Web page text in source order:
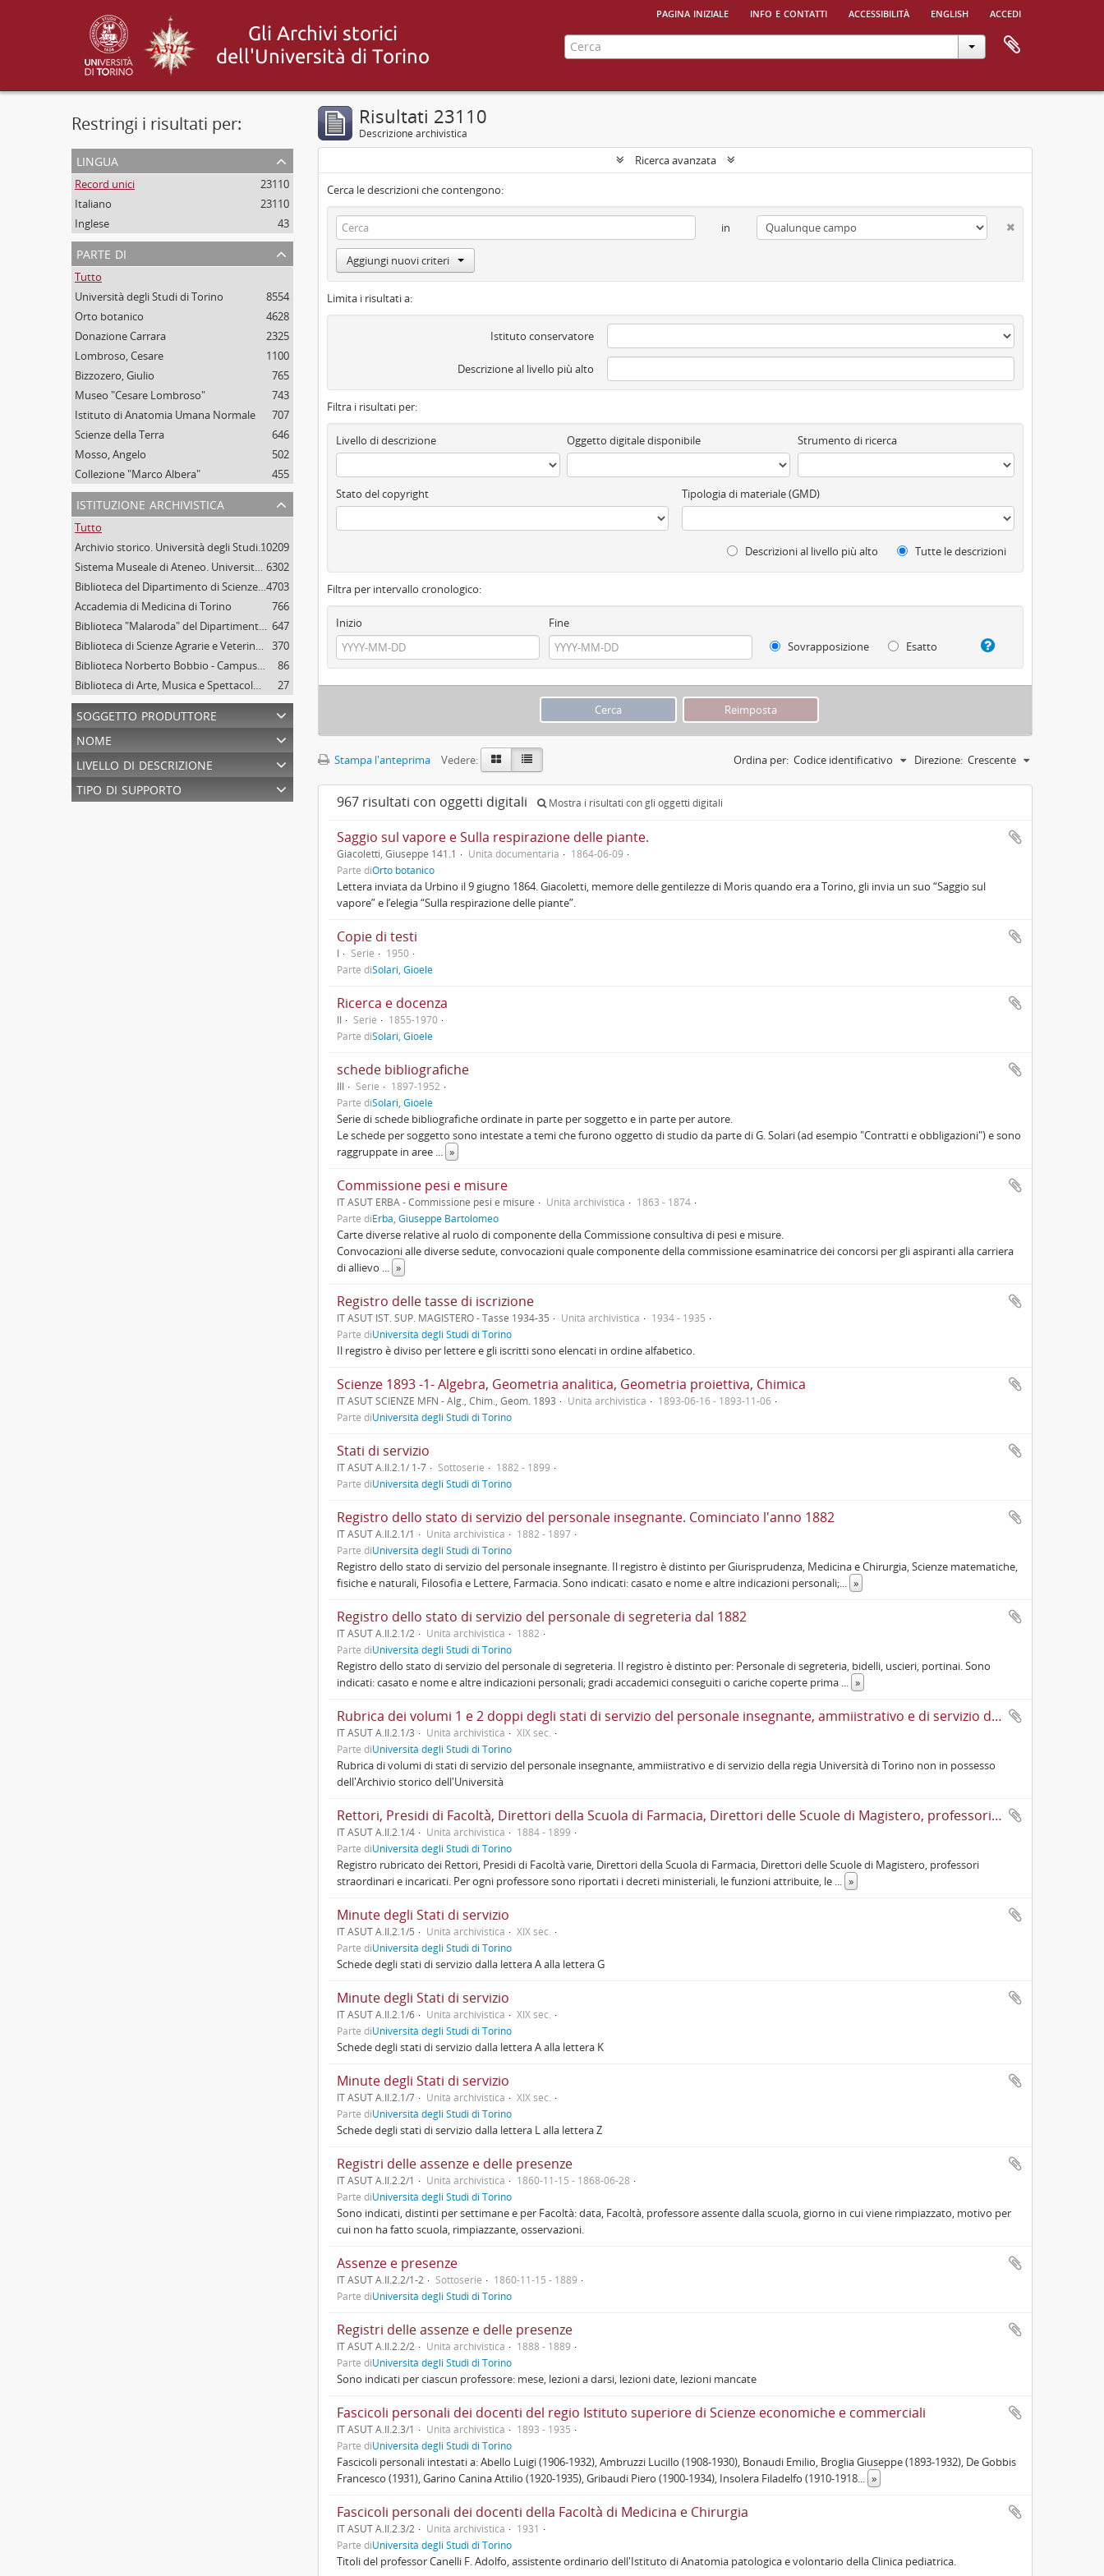
pagina iniziale info e contatti accessibilità english accedi
Restringi i risultati per:
lingua
Record unici
23110
Italiano
23110
Inglese
43
parte di
Tutto
Università degli Studi di Torino
8554
Orto botanico
4628
Donazione Carrara
2325
Lombroso, Cesare
1100
Bizzozero, Giulio
765
Museo "Cesare Lombroso"
743
Istituto di Anatomia Umana Normale
707
Scienze della Terra
646
Mosso, Angelo
502
Collezione "Marco Albera"
455
istituzione archivistica
Tutto
Archivio storico. Università degli Studi di Torino10209
Sistema Museale di Ateneo. Università degli Studi di Torino 6302
Biblioteca del Dipartimento di Scienze della vita e Biologia dei sistemi. Sede di Biologia vegetale. Università degli studi di Torino4703
Accademia di Medicina di Torino
766
Biblioteca "Malaroda" del Dipartimento di Scienze della Terra. Università degli Studi di Torino 647
Biblioteca di Scienze Agrarie e Veterinarie. Università degli Studi di Torino
370
Biblioteca Norberto Bobbio - Campus "Luigi Einaudi", Università degli Studi di Torino
86
Biblioteca di Arte, Musica e Spettacolo. Università degli Studi di Torino
27
soggetto produttore
nome
livello di descrizione
tipo di supporto
Risultati 23110
Descrizione archivistica
Ricerca avanzata
Cerca le descrizioni che contengono:
in
Aggiungi nuovi criteri
Limita i risultati a:
Istituto conservatore
Descrizione al livello più alto
Filtra i risultati per:
Livello di descrizione Oggetto digitale disponibile Strumento di ricerca
Stato del copyright Tipologia di materiale (GMD)
Descrizioni al livello più alto Tutte le descrizioni
Filtra per intervallo cronologico:
Inizio
Fine
Sovrapposizione
Esatto
Stampa l'anteprima Vedere: Ordina per: Codice identificativo Direzione: Crescente
967 risultati con oggetti digitali Mostra i risultati con gli oggetti digitali
Saggio sul vapore e Sulla respirazione delle piante.
Giacoletti, Giuseppe 141.1 Unità documentaria
1864-06-09
Parte diOrto botanico
Lettera inviata da Urbino il 9 giugno 1864. Giacoletti, memore delle gentilezze di Moris quando era a Torino, gli invia un suo “Saggio sul
vapore” e l’elegia “Sulla respirazione delle piante”.
Copie di testi
I Serie
1950
Parte diSolari, Gioele
Ricerca e docenza
II Serie
1855-1970
Parte diSolari, Gioele
schede bibliografiche
III Serie
1897-1952
Parte diSolari, Gioele
Serie di schede bibliografiche ordinate in parte per soggetto e in parte per autore.
Le schede per soggetto sono intestate a temi che furono oggetto di studio da parte di G. Solari (ad esempio "Contratti e obbligazioni") e sono
raggruppate in aree ... »
Commissione pesi e misure
IT ASUT ERBA - Commissione pesi e misure Unità archivistica
1863 - 1874
Parte diErba, Giuseppe Bartolomeo
Carte diverse relative al ruolo di componente della Commissione consultiva di pesi e misure.
Convocazioni alle diverse sedute, convocazioni quale componente della commissione esaminatrice dei concorsi per gli aspiranti alla carriera
di allievo ... »
Registro delle tasse di iscrizione
IT ASUT IST. SUP. MAGISTERO - Tasse 1934-35 Unità archivistica
1934 - 1935
Parte diUniversità degli Studi di Torino
Il registro è diviso per lettere e gli iscritti sono elencati in ordine alfabetico.
Scienze 1893 -1- Algebra, Geometria analitica, Geometria proiettiva, Chimica
IT ASUT SCIENZE MFN - Alg., Chim., Geom. 1893 Unità archivistica
1893-06-16 - 1893-11-06
Parte diUniversità degli Studi di Torino
Stati di servizio
IT ASUT A.II.2.1/ 1-7 Sottoserie
1882 - 1899
Parte diUniversità degli Studi di Torino
Registro dello stato di servizio del personale insegnante. Cominciato l'anno 1882
IT ASUT A.II.2.1/1 Unità archivistica
1882 - 1897
Parte diUniversità degli Studi di Torino
Registro dello stato di servizio del personale insegnante. Il registro è distinto per Giurisprudenza, Medicina e Chirurgia, Scienze matematiche,
fisiche e naturali, Filosofia e Lettere, Farmacia. Sono indicati: casato e nome e altre indicazioni personali;... »
Registro dello stato di servizio del personale di segreteria dal 1882
IT ASUT A.II.2.1/2 Unità archivistica
1882
Parte diUniversità degli Studi di Torino
Registro dello stato di servizio del personale di segreteria. Il registro è distinto per: Personale di segreteria, bidelli, uscieri, portinai. Sono
indicati: casato e nome e altre indicazioni personali; gradi accademici conseguiti o cariche coperte prima ... »
Rubrica dei volumi 1 e 2 doppi degli stati di servizio del personale insegnante, ammiistrativo e di servizio della regia Università di Torino
IT ASUT A.II.2.1/3 Unità archivistica
XIX sec.
Parte diUniversità degli Studi di Torino
Rubrica di volumi di stati di servizio del personale insegnante, ammiistrativo e di servizio della regia Università di Torino non in possesso
dell'Archivio storico dell'Università
Rettori, Presidi di Facoltà, Direttori della Scuola di Farmacia, Direttori delle Scuole di Magistero, professori straordinari e incaricati nell'anno scolastico 1884/1885
IT ASUT A.II.2.1/4 Unità archivistica
1884 - 1899
Parte diUniversità degli Studi di Torino
Registro rubricato dei Rettori, Presidi di Facoltà varie, Direttori della Scuola di Farmacia, Direttori delle Scuole di Magistero, professori
straordinari e incaricati. Per ogni professore sono riportati i decreti ministeriali, le funzioni attribuite, le ... »
Minute degli Stati di servizio
IT ASUT A.II.2.1/5 Unità archivistica
XIX sec.
Parte diUniversità degli Studi di Torino
Schede degli stati di servizio dalla lettera A alla lettera G
Minute degli Stati di servizio
IT ASUT A.II.2.1/6 Unità archivistica
XIX sec.
Parte diUniversità degli Studi di Torino
Schede degli stati di servizio dalla lettera A alla lettera K
Minute degli Stati di servizio
IT ASUT A.II.2.1/7 Unità archivistica
XIX sec.
Parte diUniversità degli Studi di Torino
Schede degli stati di servizio dalla lettera L alla lettera Z
Registri delle assenze e delle presenze
IT ASUT A.II.2.2/1 Unità archivistica
1860-11-15 - 1868-06-28
Parte diUniversità degli Studi di Torino
Sono indicati, distinti per settimane e per Facoltà: data, Facoltà, professore assente dalla scuola, giorno in cui viene rimpiazzato, motivo per
cui non ha fatto scuola, rimpiazzante, osservazioni.
Assenze e presenze
IT ASUT A.II.2.2/1-2 Sottoserie
1860-11-15 - 1889
Parte diUniversità degli Studi di Torino
Registri delle assenze e delle presenze
IT ASUT A.II.2.2/2 Unità archivistica
1888 - 1889
Parte diUniversità degli Studi di Torino
Sono indicati per ciascun professore: mese, lezioni a darsi, lezioni date, lezioni mancate
Fascicoli personali dei docenti del regio Istituto superiore di Scienze economiche e commerciali
IT ASUT A.II.2.3/1 Unità archivistica
1893 - 1935
Parte diUniversità degli Studi di Torino
Fascicoli personali intestati a: Abello Luigi (1906-1932), Ambruzzi Lucillo (1908-1930), Bonaudi Emilio, Broglia Giuseppe (1893-1932), De Gobbis
Francesco (1931), Garino Canina Attilio (1920-1935), Gribaudi Piero (1900-1934), Insolera Filadelfo (1910-1918... »
Fascicoli personali dei docenti della Facoltà di Medicina e Chirurgia
IT ASUT A.II.2.3/2 Unità archivistica
1931
Parte diUniversità degli Studi di Torino
Titoli del professor Canelli F. Adolfo, assistente ordinario dell'Istituto di Anatomia patologica e volontario della Clinica pediatrica.